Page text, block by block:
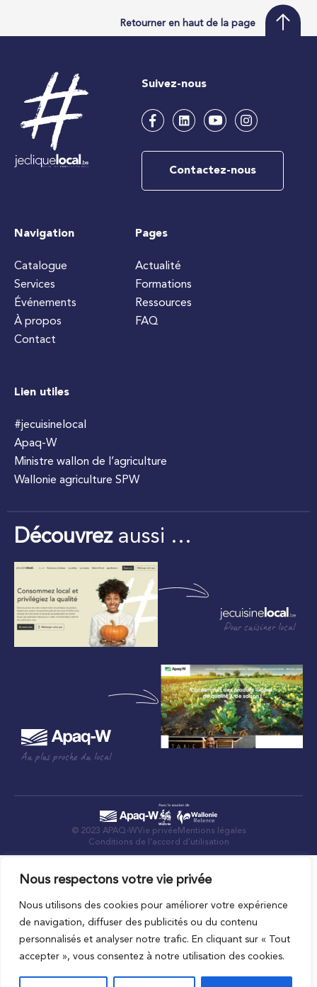
Nous respectons votre vie privée
Nous utilisons des cookies pour améliorer votre expérience
de navigation, diffuser des publicités ou du contenu
personnalisés et analyser notre trafic. En cliquant sur « Tout
accepter », vous consentez à notre utilisation des cookies.
Retourner en haut de la page
Suivez-nous
Contactez-nous
Navigation
Catalogue
Services
Événements
À propos
Contact
Pages
Actualité
Formations
Ressources
FAQ
Lien utiles
#jecuisinelocal
Apaq-W
Ministre wallon de l’agriculture
Wallonie agriculture SPW
Découvrezaussi …
Pour cuisiner local
Au plus proche du local
© 2023 APAQ-WVie privée Mentions légales
Conditions de l’accord d’utilisation